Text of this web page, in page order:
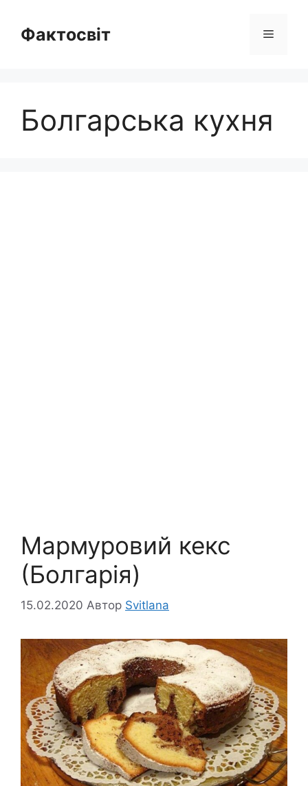
вмістуФактосвіт Меню
Болгарська кухня
Мармуровий кекс
(Болгарія)
15.02.2020 Автор Svitlana